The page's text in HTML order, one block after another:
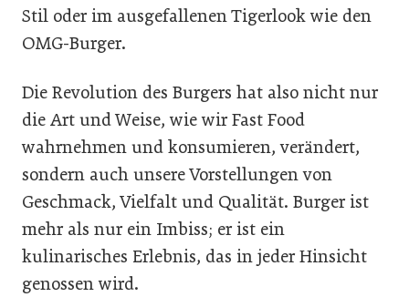
Stil oder im ausgefallenen Tigerlook wie den
OMG-Burger.
Die Revolution des Burgers hat also nicht nur
die Art und Weise, wie wir Fast Food
wahrnehmen und konsumieren, verändert,
sondern auch unsere Vorstellungen von
Geschmack, Vielfalt und Qualität. Burger ist
mehr als nur ein Imbiss; er ist ein
kulinarisches Erlebnis, das in jeder Hinsicht
genossen wird.